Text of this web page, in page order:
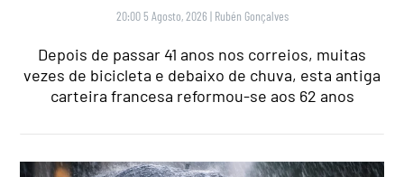
20:00 5 Agosto, 2026 | Rubén Gonçalves
Depois de passar 41 anos nos correios, muitas
vezes de bicicleta e debaixo de chuva, esta antiga
carteira francesa reformou-se aos 62 anos